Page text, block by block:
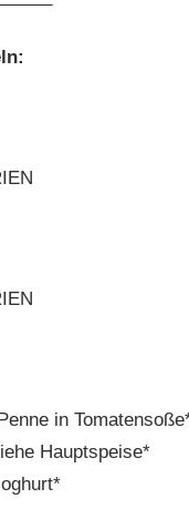
in
Hauptspeise*